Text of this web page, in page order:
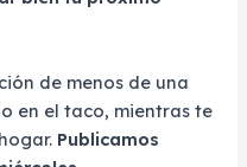
de menos de una
en el taco, mientras te
Publicamos